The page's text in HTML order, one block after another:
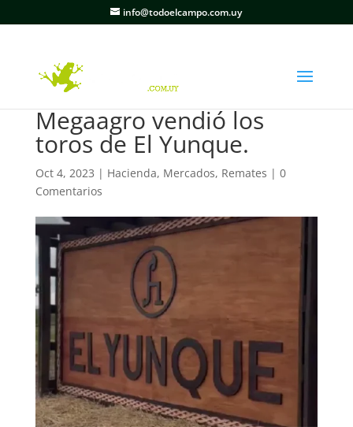
info@todoelcampo.com.uy
Megaagro vendió los
toros de El Yunque.
Oct 4, 2023 | Hacienda, Mercados, Remates | 0
Comentarios